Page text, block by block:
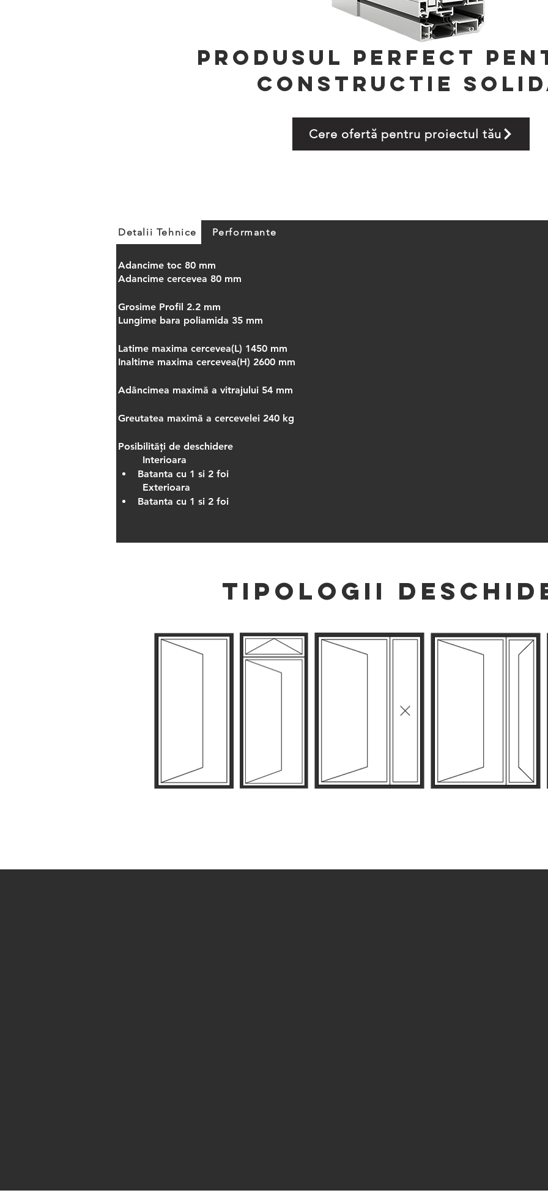
Produsul perfect
constructie
Cere ofertă pentru proiectul tău
Detalii Tehnice Performante
Adancime toc 80 mm
Adancime cercevea 80 mm
Grosime Profil 2.2 mm
Lungime bara poliamida 35 mm
Latime maxima cercevea(L) 1450 mm
Inaltime maxima cercevea(H) 2600 mm
Adâncimea maximă a vitrajului 54 mm
Greutatea maximă a cercevelei 240 kg
Posibilități de deschidere
	Interioara
Batanta cu 1 si 2 foi
	Exterioara
Batanta cu 1 si 2 foi
TIPOLOGII